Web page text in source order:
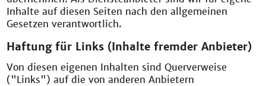
Inhalte auf diesen Seiten nach den allgemeinen
Gesetzen verantwortlich.
Haftung für Links (Inhalte fremder Anbieter)
Von diesen eigenen Inhalten sind Querverweise
("Links") auf die von anderen Anbietern